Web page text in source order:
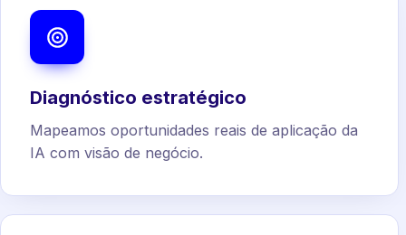
Diagnóstico estratégico
Mapeamos oportunidades reais de aplicação da
IA com visão de negócio.